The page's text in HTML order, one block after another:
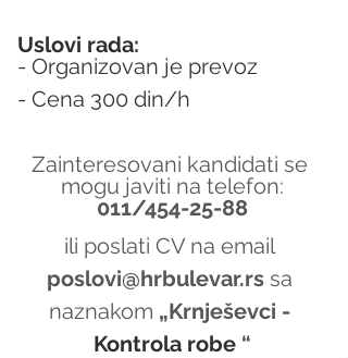
Uslovi rada:
- Organizovan je prevoz
- Cena 300 din/h
Zainteresovani kandidati se
mogu javiti na telefon:
011/454-25-88
ili poslati CV na email
poslovi@hrbulevar.rs sa
naznakom „Krnješevci -
Kontrola robe “